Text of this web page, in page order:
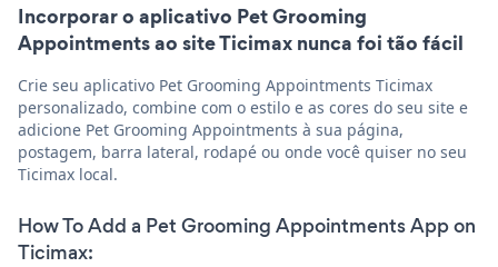
Incorporar o aplicativo Pet Grooming
Appointments ao site Ticimax nunca foi tão fácil
Crie seu aplicativo Pet Grooming Appointments Ticimax
personalizado, combine com o estilo e as cores do seu site e
adicione Pet Grooming Appointments à sua página,
postagem, barra lateral, rodapé ou onde você quiser no seu
Ticimax local.
How To Add a Pet Grooming Appointments App on
Ticimax: